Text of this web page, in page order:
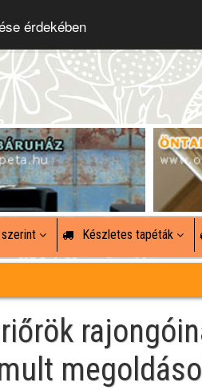
érdekében
Készletes tapéták